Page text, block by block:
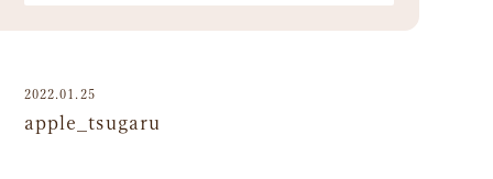
2022.01.25
apple_tsugaru